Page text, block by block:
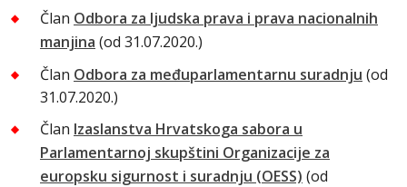
Član Odbora za ljudska prava i prava nacionalnih
manjina (od 31.07.2020.)
Član Odbora za međuparlamentarnu suradnju (od
31.07.2020.)
Član Izaslanstva Hrvatskoga sabora u
Parlamentarnoj skupštini Organizacije za
europsku sigurnost i suradnju (OESS) (od